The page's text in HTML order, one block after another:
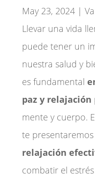
May 23, 2024|
Llevar una vida
puede tener un
nuestra salud y
es fundamental
paz y relajación
mente y cuerpo.
te presentaremos
relajación
combatir el